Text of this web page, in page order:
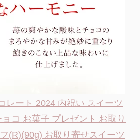
レート 2024 内祝い スイーツ
コ お菓子 プレゼント お取り
(R)(90g) お取り寄せスイーツ